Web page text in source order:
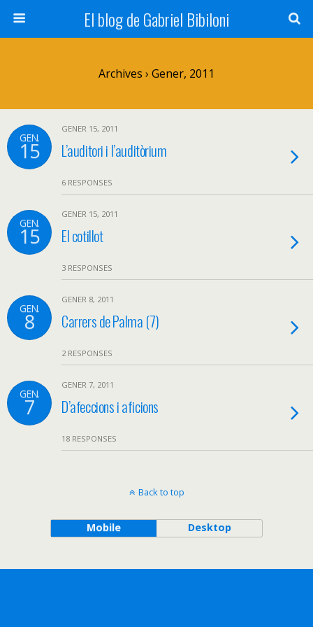
El blog de Gabriel Bibiloni
Archives › Gener, 2011
GEN.
15
GENER 15, 2011
L’auditori i l’auditòrium
6 RESPONSES
GEN.
15
GENER 15, 2011
El cotillot
3 RESPONSES
GEN.
8
GENER 8, 2011
Carrers de Palma (7)
2 RESPONSES
GEN.
7
GENER 7, 2011
D’afeccions i aficions
18 RESPONSES
Back to top
Mobile Desktop